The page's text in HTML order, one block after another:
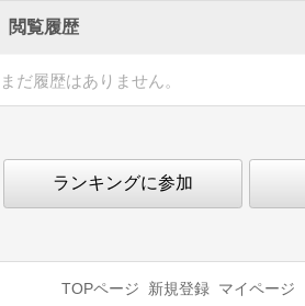
閲覧履歴
まだ履歴はありません。
ランキングに参加
TOPページ 新規登録 マイページ